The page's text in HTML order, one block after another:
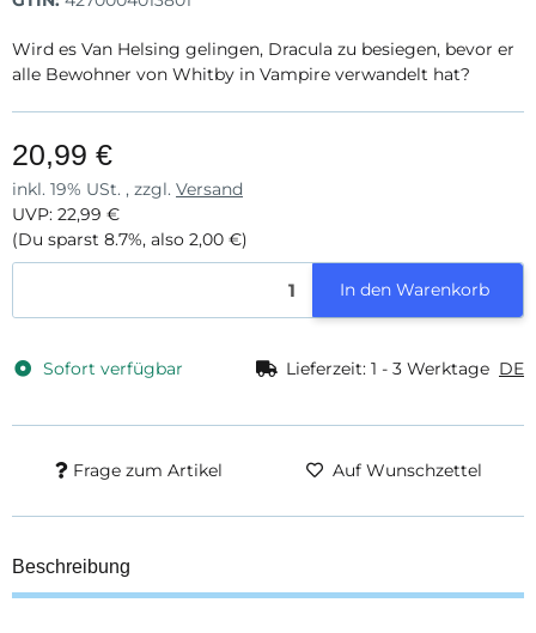
Wird es Van Helsing gelingen, Dracula zu besiegen, bevor er
alle Bewohner von Whitby in Vampire verwandelt hat?
20,99 €
inkl. 19% USt. , zzgl. Versand
UVP: 22,99 €
(Du sparst 8.7%, also 2,00 €)
In den Warenkorb
Sofort verfügbar Lieferzeit: 1 - 3 Werktage DE
Frage zum Artikel Auf Wunschzettel
Beschreibung